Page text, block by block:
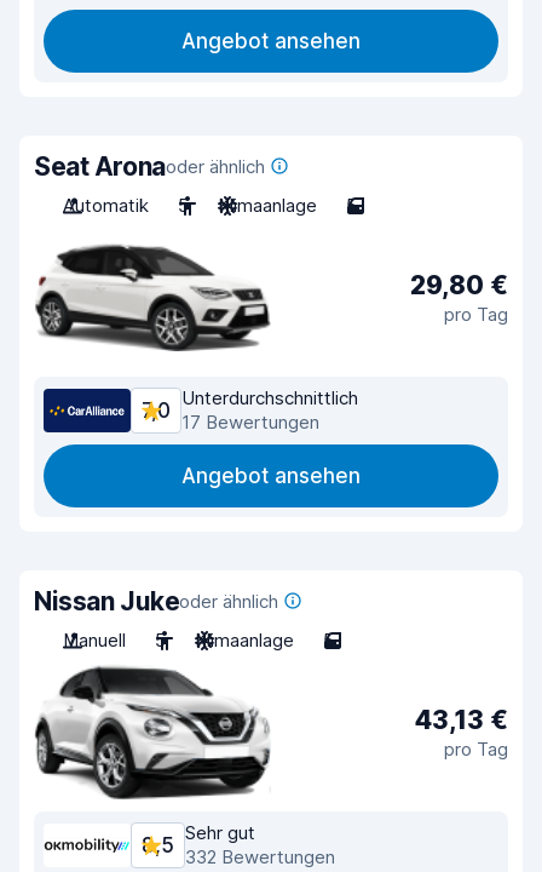
Angebot ansehen
Seat Aronaoder ähnlich
Automatik
5 Klimaanlage 5
29,80 €
pro Tag
7,0
Unterdurchschnittlich
17 Bewertungen
Angebot ansehen
Nissan Jukeoder ähnlich
Manuell
5 Klimaanlage 5
43,13 €
pro Tag
8,5
Sehr gut
332 Bewertungen